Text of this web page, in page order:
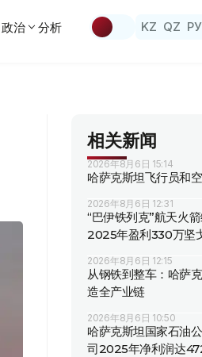
政治 分析 KZ QZ РУ
相关新闻
2026年8月6日 15:14
哈萨克斯坦飞行员和
2026年8月6日 12:31
“巴伊铁列克”航天火
2025年盈利330万坚
2026年8月6日 12:15
从钢铁到整车：哈萨
造全产业链
2026年8月6日 10:50
哈萨克斯坦国家石油
司2025年净利润达